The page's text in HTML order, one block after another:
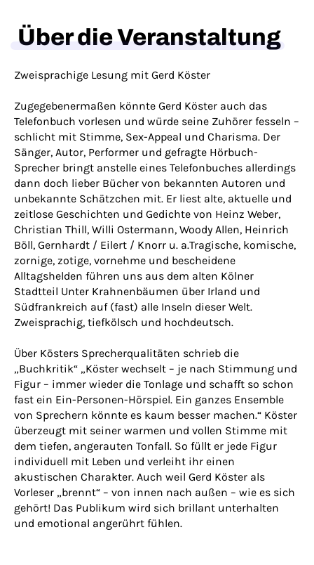
Über die Veranstaltung
Zweisprachige Lesung mit Gerd Köster
Zugegebenermaßen könnte Gerd Köster auch das
Telefonbuch vorlesen und würde seine Zuhörer fesseln –
schlicht mit Stimme, Sex-Appeal und Charisma. Der
Sänger, Autor, Performer und gefragte Hörbuch-
Sprecher bringt anstelle eines Telefonbuches allerdings
dann doch lieber Bücher von bekannten Autoren und
unbekannte Schätzchen mit. Er liest alte, aktuelle und
zeitlose Geschichten und Gedichte von Heinz Weber,
Christian Thill, Willi Ostermann, Woody Allen, Heinrich
Böll, Gernhardt / Eilert / Knorr u. a.Tragische, komische,
zornige, zotige, vornehme und bescheidene
Alltagshelden führen uns aus dem alten Kölner
Stadtteil Unter Krahnenbäumen über Irland und
Südfrankreich auf (fast) alle Inseln dieser Welt.
Zweisprachig, tiefkölsch und hochdeutsch.
Über Kösters Sprecherqualitäten schrieb die
„Buchkritik“ „Köster wechselt – je nach Stimmung und
Figur – immer wieder die Tonlage und schafft so schon
fast ein Ein-Personen-Hörspiel. Ein ganzes Ensemble
von Sprechern könnte es kaum besser machen.“ Köster
überzeugt mit seiner warmen und vollen Stimme mit
dem tiefen, angerauten Tonfall. So füllt er jede Figur
individuell mit Leben und verleiht ihr einen
akustischen Charakter. Auch weil Gerd Köster als
Vorleser „brennt“ – von innen nach außen – wie es sich
gehört! Das Publikum wird sich brillant unterhalten
und emotional angerührt fühlen.